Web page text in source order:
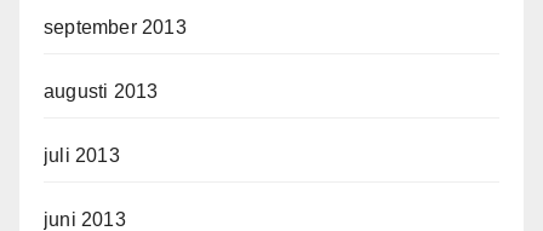
september 2013
augusti 2013
juli 2013
juni 2013